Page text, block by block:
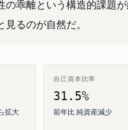
の乖離という構造的課題
るのが自然だ。
拡大
自己資本比率
31.5%
前年比 純資産減少